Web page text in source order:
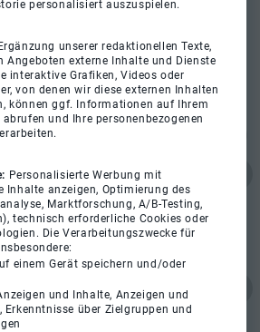
personalisiert auszuspielen.
unserer redaktionellen Texte,
Angeboten externe Inhalte und Dienste
interaktive Grafiken, Videos oder
von denen wir diese externen Inhalten
können ggf. Informationen auf Ihrem
und Ihre personenbezogenen
Personalisierte Werbung mit
Inhalte anzeigen, Optimierung des
Marktforschung, A/B-Testing,
technisch erforderliche Cookies oder
Die Verarbeitungszwecke für
einem Gerät speichern und/oder
und Inhalte, Anzeigen und
Erkenntnisse über Zielgruppen und